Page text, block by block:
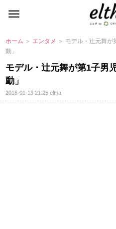
ホーム ＞ エンタメ ＞ モデル・辻元舞
動」
モデル・辻元舞が第1子男
動」
2016-01-13 21:25eltha